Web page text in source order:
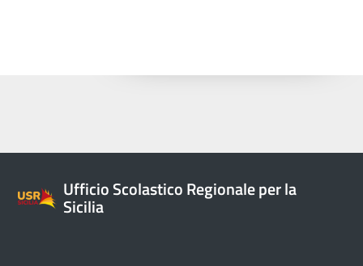
Ufficio Scolastico Regionale per la
Sicilia